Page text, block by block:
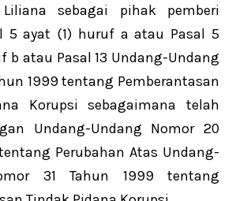
Liliana sebagai pihak pemberi
5 ayat (1) huruf a atau Pasal 5
b atau Pasal 13 Undang-Undang
1999 tentang Pemberantasan
Korupsi sebagaimana telah
Undang-Undang Nomor 20
Perubahan Atas Undang-
31 Tahun 1999 tentang